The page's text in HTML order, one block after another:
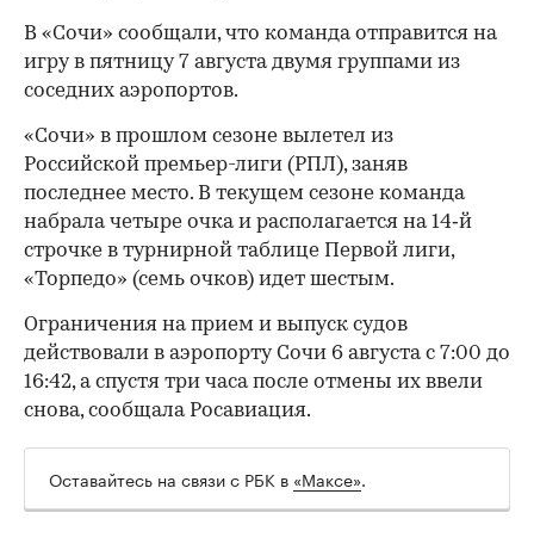
00:00
В «Сочи» сообщали, что команда отправится на
игру в пятницу 7 августа двумя группами из
соседних аэропортов.
«Сочи» в прошлом сезоне вылетел из
Российской премьер-лиги (РПЛ), заняв
последнее место. В текущем сезоне команда
набрала четыре очка и располагается на 14‑й
строчке в турнирной таблице Первой лиги,
«Торпедо» (семь очков) идет шестым.
Ограничения на прием и выпуск судов
действовали в аэропорту Сочи 6 августа с 7:00 до
16:42, а спустя три часа после отмены их ввели
снова, сообщала Росавиация.
Оставайтесь на связи с РБК в «Максе».